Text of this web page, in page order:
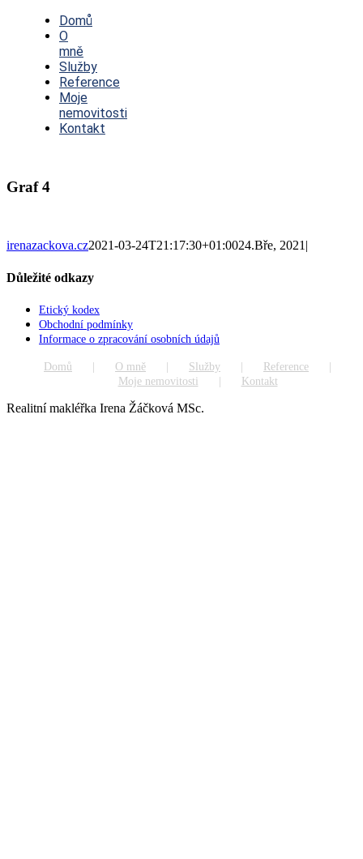
NavigationDomů
O
mně
Služby
Reference
Moje
nemovitosti
Kontakt
Graf 4
irenazackova.cz2021-03-24T21:17:30+01:0024.Bře, 2021|
Důležité odkazy
Etický kodex
Obchodní podmínky
Informace o zpracování osobních údajů
Domů O mně Služby
Reference
Moje nemovitosti
Kontakt
Realitní makléřka Irena Žáčková MSc.